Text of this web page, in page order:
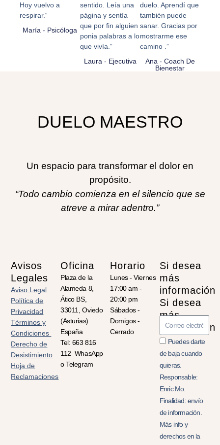
de
Hoy vuelvo a
respirar.“
María - Psicóloga
de
sentido. Leía una
página y sentía
que por fin alguien
ponia palabras a lo
que vivía.”
Laura - Ejecutiva
de
duelo. Aprendí que
también puede
sanar. Gracias por
mostrarme ese
camino .”
Ana - Coach De
Bienestar
Un espacio para transformar el dolor en
propósito.
“Todo cambio comienza en el silencio que se
atreve a mirar adentro.”
DUELO MAESTRO
Avisos
Legales
Aviso Legal
Política de
Privacidad
Términos y
Condiciones
Derecho de
Desistimiento
Hoja de
Reclamaciones
Oficina
Plaza de la
Alameda 8,
Ático BS,
33011, Oviedo
(Asturias)
España
Tel: 663 816
112 WhasApp
o Telegram
Horario
Lunes - Viernes
17:00 am -
20:00 pm
Sábados -
Domigos -
Cerrado
Si desea
más
información
Si desea
más
información
email
Puedes darte
de baja cuando
quieras.
Responsable:
Enric Mo.
Finalidad: envío
de información.
Más info y
derechos en la